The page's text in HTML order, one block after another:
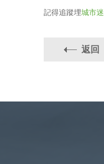
記得追蹤埋城市
返回